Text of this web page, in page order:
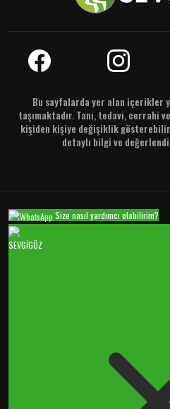
Bu sayfalarda yer alan içerikler
taşımaktadır. Tanı, tedavi, cerrahi
kişiden kişiye değişiklik
detaylı bilgi ve
Size nasıl yardımcı olabilirim?
SEVGİGÖZ